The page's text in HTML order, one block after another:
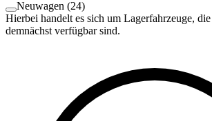
Neuwagen (24)
Hierbei handelt es sich um Lagerfahrzeuge,
demnächst verfügbar sind.